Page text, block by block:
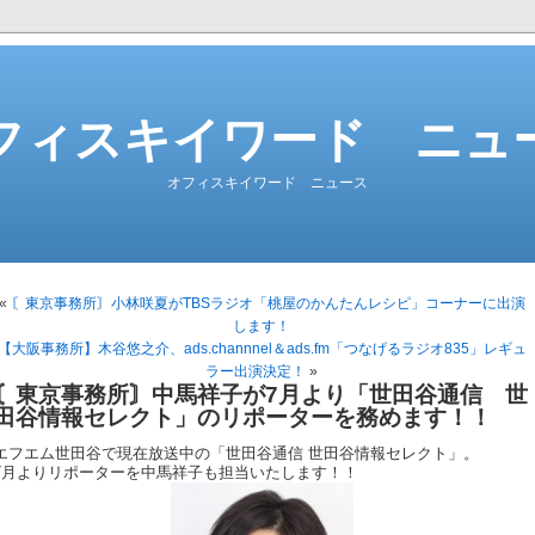
ィスキイワード ニュ
オフィスキイワード ニュース
〘東京事務所〙小林咲夏がTBSラジオ「桃屋のかんたんレシピ」コーナーに出演
します！
大阪事務所】木谷悠之介、ads.channnel＆ads.fm「つなげるラジオ835」レギュ
ラー出演決定！ »
東京事務所〙中馬祥子が7月より「世田谷通信 世
谷情報セレクト」のリポーターを務めます！！
フエム世田谷で現在放送中の「世田谷通信 世田谷情報セレクト」。
よりリポーターを中馬祥子も担当いたします！！